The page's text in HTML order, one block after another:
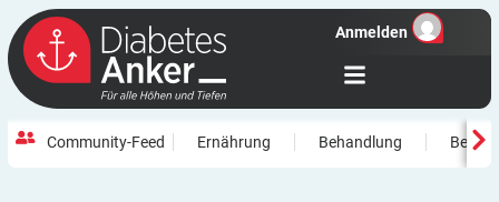
Anmelden
Community-Feed Ernährung Behandlung